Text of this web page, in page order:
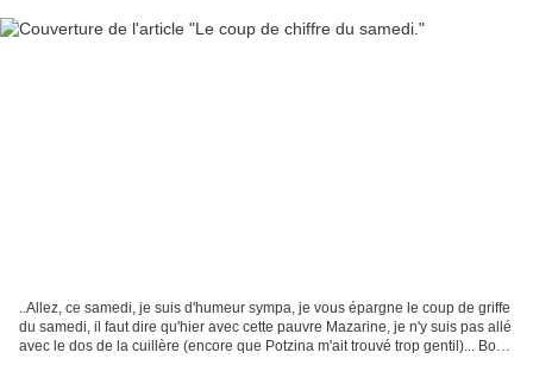
..Allez, ce samedi, je suis d'humeur sympa, je vous épargne le coup de griffe
du samedi, il faut dire qu'hier avec cette pauvre Mazarine, je n'y suis pas allé
avec le dos de la cuillère (encore que Potzina m'ait trouvé trop gentil)... Bon,